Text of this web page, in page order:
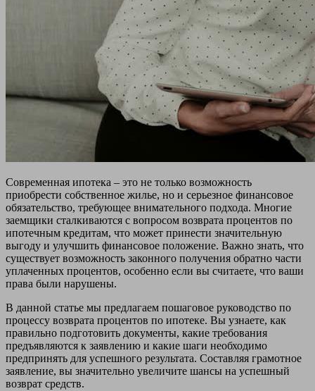
Современная ипотека – это не только возможность
приобрести собственное жилье, но и серьезное финансовое
обязательство, требующее внимательного подхода. Многие
заемщики сталкиваются с вопросом возврата процентов по
ипотечным кредитам, что может принести значительную
выгоду и улучшить финансовое положение. Важно знать, что
существует возможность законного получения обратно части
уплаченных процентов, особенно если вы считаете, что ваши
права были нарушены.
В данной статье мы предлагаем пошаговое руководство по
процессу возврата процентов по ипотеке. Вы узнаете, как
правильно подготовить документы, какие требования
предъявляются к заявлению и какие шаги необходимо
предпринять для успешного результата. Составляя грамотное
заявление, вы значительно увеличите шансы на успешный
возврат средств.